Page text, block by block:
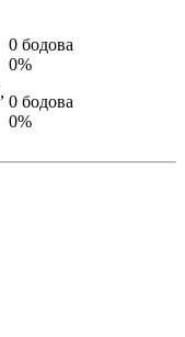
,
0 бодова
0%
0 бодова
0%